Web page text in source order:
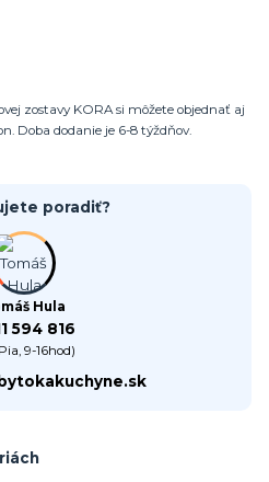
zostavy KORA si môžete objednať aj
Doba dodanie je 6-8 týždňov.
poradiť?
Hula
594 816
9-16hod)